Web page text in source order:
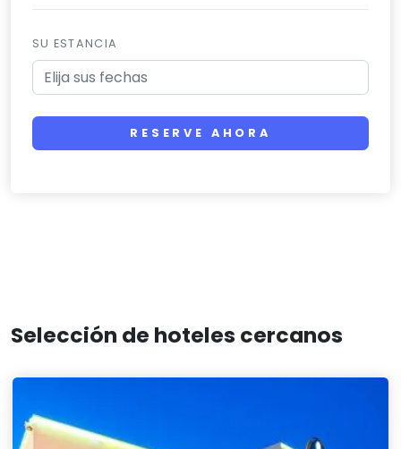
SU ESTANCIA
RESERVE AHORA
Selección de hoteles cercanos